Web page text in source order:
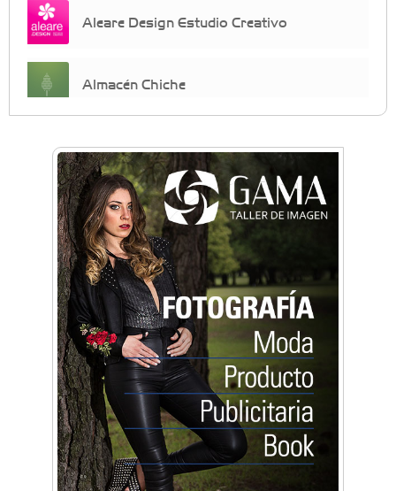
Aleare Design Estudio Creativo
Almacén Chiche
crecimiento personal
Arq. Horacio Alejandro Sánchez
Artística ApasionArte
Artística Catalina
Artística Veral
BAIC Ramos Mejía